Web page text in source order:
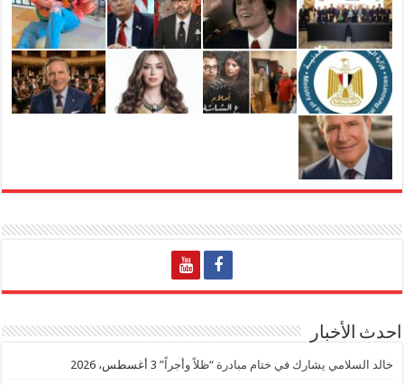
احدث الأخبار
خالد السلامي يشارك في ختام مبادرة “ظلاً وأجراً” 3 أغسطس، 2026